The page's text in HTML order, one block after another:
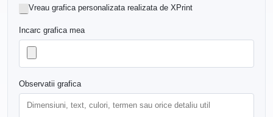
Vreau grafica personalizata realizata de XPrint
Incarc grafica mea
Observatii grafica